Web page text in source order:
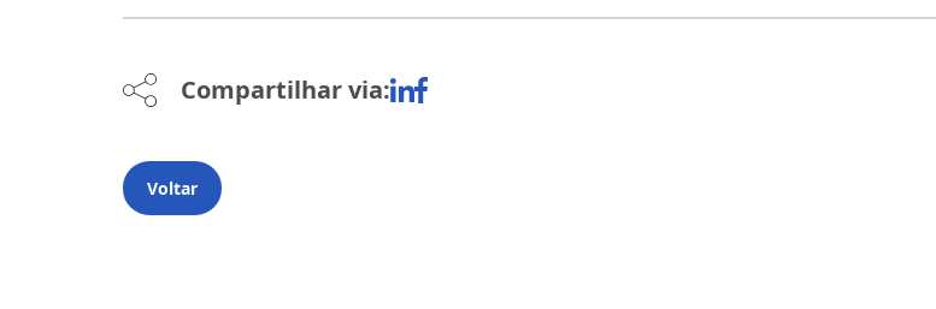
Compartilhar via:
Voltar